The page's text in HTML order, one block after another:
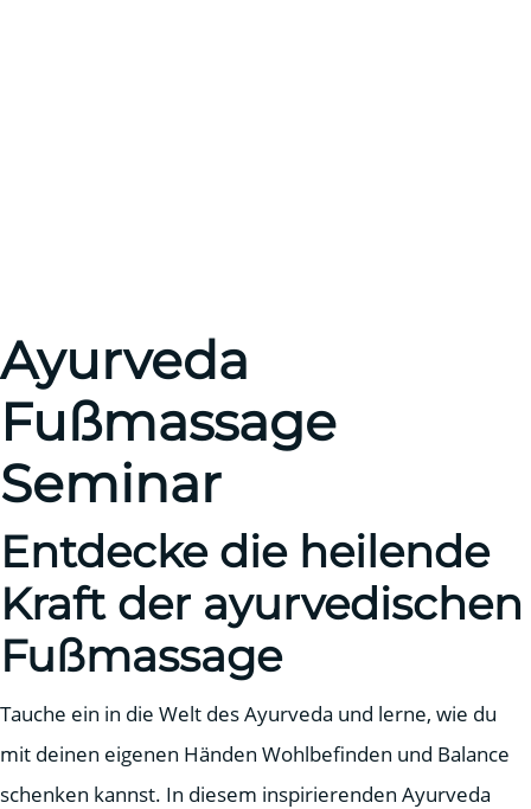
Ayurveda
Fußmassage
Seminar
Entdecke die heilende
Kraft der ayurvedischen
Fußmassage
Tauche ein in die Welt des Ayurveda und lerne, wie du
mit deinen eigenen Händen Wohlbefinden und Balance
schenken kannst. In diesem inspirierenden Ayurveda